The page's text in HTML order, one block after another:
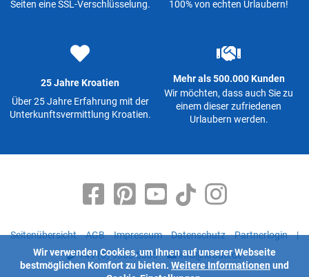
Seiten eine SSL-Verschlüsselung.
100% von echten Urlaubern!
25 Jahre Kroatien
Über 25 Jahre Erfahrung mit der
Unterkunftsvermittlung Kroatien.
Mehr als 500.000 Kunden
Wir möchten, dass auch Sie zu
einem dieser zufriedenen
Urlaubern werden.
Seitenübersicht AGB Impressum Datenschutz Partnerlogin
|
+49 (0) 9363 5335
info@kroati.de
Wir verwenden Cookies, um Ihnen auf unserer Webseite
bestmöglichen Komfort zu bieten. Weitere Informationen und